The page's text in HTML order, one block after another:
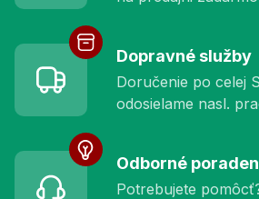
Dopravné služby
Doručenie po celej
odosielame nasl.
Odborné
Potrebujete